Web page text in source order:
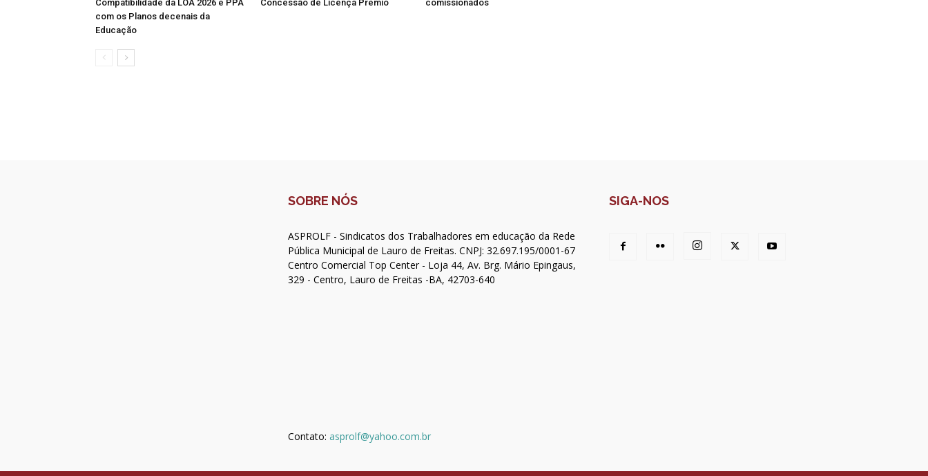
Compatibilidade da LOA 2026 e PPA
com os Planos decenais da
Educação
Concessão de Licença Prêmio
comissionados
SOBRE NÓS
ASPROLF - Sindicatos dos Trabalhadores em educação da Rede
Pública Municipal de Lauro de Freitas. CNPJ: 32.697.195/0001-67
Centro Comercial Top Center - Loja 44, Av. Brg. Mário Epingaus,
329 - Centro, Lauro de Freitas -BA, 42703-640
Contato: asprolf@yahoo.com.br
SIGA-NOS